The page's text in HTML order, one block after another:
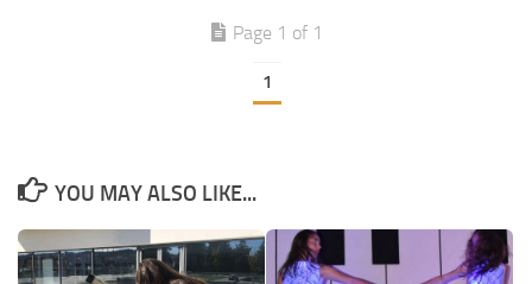
Page 1 of 1
1
YOU MAY ALSO LIKE...